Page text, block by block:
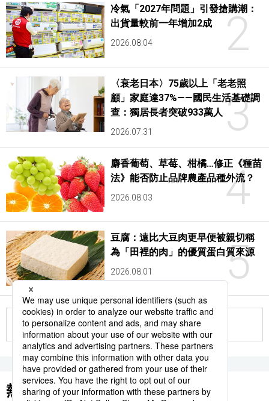
2
冷氣「2027年問題」引發搶購潮：
出貨量較前一年增加2成
2026.08.04
3
〈衰老日本〉75歲以上「老老照
顧」家庭達37%——國民生活基礎調
查：獨居長者突破933萬人
2026.07.31
4
麝香葡萄、草莓、柑橘…修正《種苗
法》能否防止品牌農產品種外流？
2026.08.03
5
豆腐：遠比大豆肉更早便被親切稱
為「田裡的肉」的優質蛋白質來源
2026.08.01
更多
熱門關鍵詞